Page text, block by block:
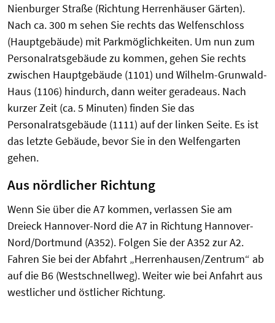
Nienburger Straße (Richtung Herrenhäuser Gärten).
Nach ca. 300 m sehen Sie rechts das Welfenschloss
(Hauptgebäude) mit Parkmöglichkeiten. Um nun zum
Personalratsgebäude zu kommen, gehen Sie rechts
zwischen Hauptgebäude (1101) und Wilhelm-Grunwald-
Haus (1106) hindurch, dann weiter geradeaus. Nach
kurzer Zeit (ca. 5 Minuten) finden Sie das
Personalratsgebäude (1111) auf der linken Seite. Es ist
das letzte Gebäude, bevor Sie in den Welfengarten
gehen.
Aus nördlicher Richtung
Wenn Sie über die A7 kommen, verlassen Sie am
Dreieck Hannover-Nord die A7 in Richtung Hannover-
Nord/Dortmund (A352). Folgen Sie der A352 zur A2.
Fahren Sie bei der Abfahrt „Herrenhausen/Zentrum“ ab
auf die B6 (Westschnellweg). Weiter wie bei Anfahrt aus
westlicher und östlicher Richtung.